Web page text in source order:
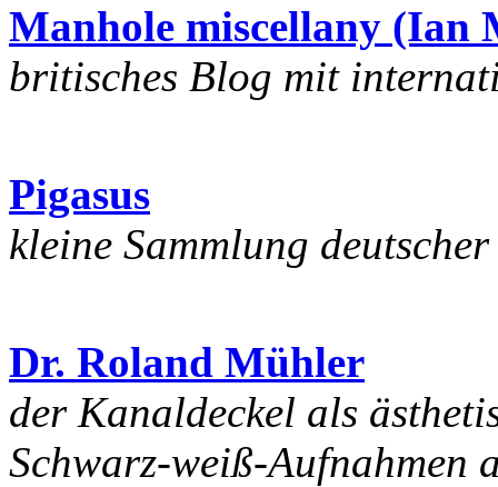
Manhole miscellany (Ian
britisches Blog mit
Pigasus
kleine Sammlung
Dr. Roland Mühler
der Kanaldeckel als
Schwarz-weiß-Aufnahmen